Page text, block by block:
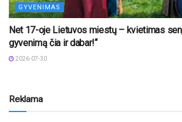
GYVENIMAS
Net 17-oje Lietuvos miestų – kvietimas
gyvenimą čia ir dabar!“
2026-07-30
Reklama